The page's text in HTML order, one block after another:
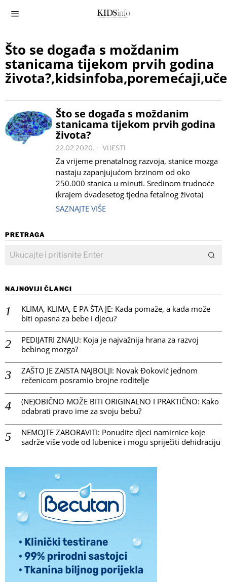
Što se događa s moždanim
stanicama tijekom prvih godina
Što se događa s moždanim
stanicama tijekom prvih godina
života?
22.02.2020. VIJESTI
Za vrijeme prenatalnog razvoja, stanice mozga
nastaju zapanjujućom brzinom od oko
250.000 stanica u minuti. Sredinom trudnoće
(krajem dvadesetog tjedna fetalnog života)
SAZNAJTE VIŠE
PRETRAGA
NAJNOVIJI ČLANCI
KLIMA, KLIMA, E PA ŠTA JE: Kada pomaže, a kada može
biti opasna za bebe i djecu?
PEDIJATRI ZNAJU: Koja je najvažnija hrana za razvoj
bebinog mozga?
ZAŠTO JE ZAISTA NAJBOLJI: Novak Đoković jednom
rečenicom posramio brojne roditelje
(NE)OBIČNO MOŽE BITI ORIGINALNO I PRAKTIČNO: Kako
odabrati pravo ime za svoju bebu?
NEMOJTE ZABORAVITI: Ponudite djeci namirnice koje
sadrže više vode od lubenice i mogu spriječiti dehidraciju